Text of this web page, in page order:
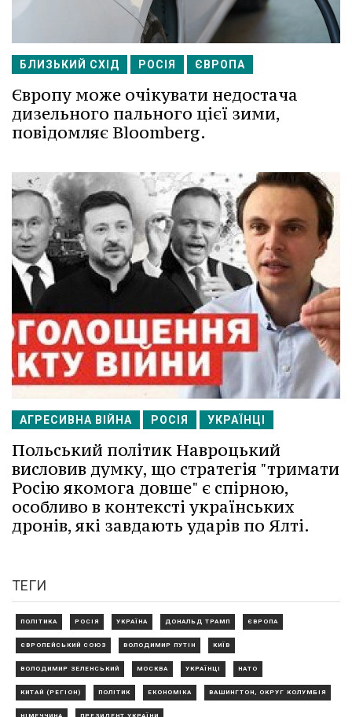
БЛИЗЬКИЙ СХІД РОСІЯ ЄВРОПА
Європу може очікувати недостача
дизельного пального цієї зими,
повідомляє Bloomberg.
АГРЕСИВНА ВІЙНА РОСІЯ УКРАЇНЦІ
Польський політик Навроцький
висловив думку, що стратегія "тримати
Росію якомога довше" є спірною,
особливо в контексті українських
дронів, які завдають ударів по Ялті.
ТЕГИ
ПОЛІТИКА РОСІЯ УКРАЇНА ДОНАЛЬД ТРАМП ЄВРОПА
ЄВРОПЕЙСЬКИЙ СОЮЗ ВОЛОДИМИР ПУТІН КИЇВ
ВОЛОДИМИР ЗЕЛЕНСЬКИЙ МОСКВА УКРАЇНЦІ НАТО
КИТАЙ (РЕГІОН) ПОЛІТИК ЕКОНОМІКА ВАШИНГТОН, ОКРУГ КОЛУМБІЯ
НІМЕЧЧИНА ПРЕЗИДЕНТ УКРАЇНИ